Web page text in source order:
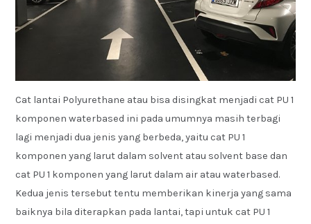
Cat lantai Polyurethane atau bisa disingkat menjadi cat PU 1
komponen waterbased ini pada umumnya masih terbagi
lagi menjadi dua jenis yang berbeda, yaitu cat PU 1
komponen yang larut dalam solvent atau solvent base dan
cat PU 1 komponen yang larut dalam air atau waterbased.
Kedua jenis tersebut tentu memberikan kinerja yang sama
baiknya bila diterapkan pada lantai, tapi untuk cat PU 1